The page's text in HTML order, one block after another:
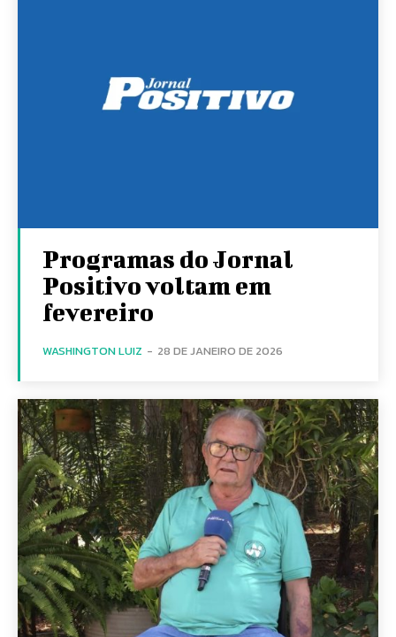
Programas do Jornal
Positivo voltam em
fevereiro
WASHINGTON LUIZ - 28 DE JANEIRO DE 2026